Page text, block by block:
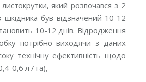
який розпочався з 2
шкідника був відзначений 10-12
10-12 днів. Відродження
потрібно виходячи з даних
технічну ефективність щодо
0,6 л / га),